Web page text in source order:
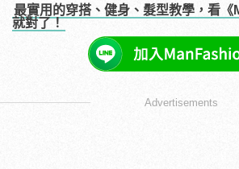
最實用的穿搭、健身、髮型教學，看《
就對了！
Advertisements